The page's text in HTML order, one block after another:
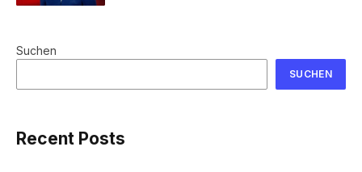
Suchen
SUCHEN
Recent Posts